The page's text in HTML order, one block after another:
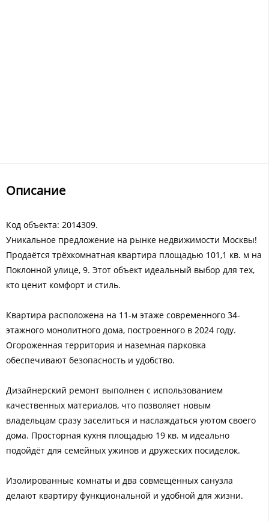
Описание
Код объекта: 2014309.
Уникальное предложение на рынке недвижимости Москвы!
Продаётся трёхкомнатная квартира площадью 101,1 кв. м на
Поклонной улице, 9. Этот объект идеальный выбор для тех,
кто ценит комфорт и стиль.
Квартира расположена на 11-м этаже современного 34-
этажного монолитного дома, построенного в 2024 году.
Огороженная территория и наземная парковка
обеспечивают безопасность и удобство.
Дизайнерский ремонт выполнен с использованием
качественных материалов, что позволяет новым
владельцам сразу заселиться и наслаждаться уютом своего
дома. Просторная кухня площадью 19 кв. м идеально
подойдёт для семейных ужинов и дружеских посиделок.
Изолированные комнаты и два совмещённых санузла
делают квартиру функциональной и удобной для жизни.